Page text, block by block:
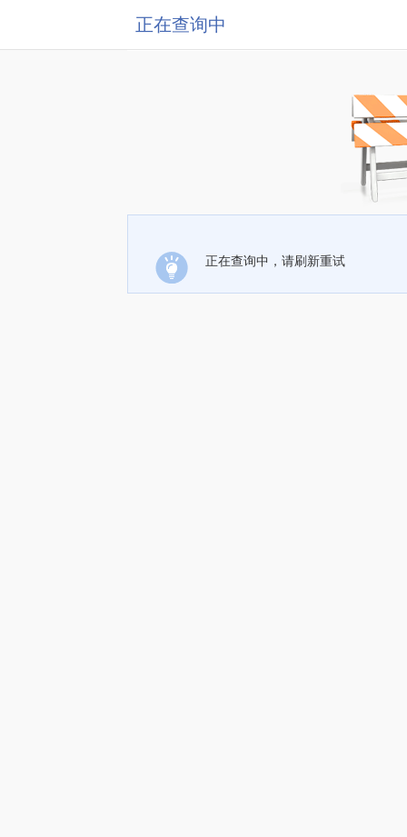
正在查询中
正在查询中，请刷新重试